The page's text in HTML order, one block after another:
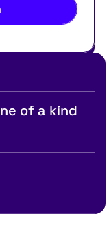
of a kind